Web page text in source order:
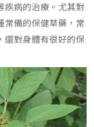
疾病的治療。尤其對
常備的保健草藥，常
還對身體有很好的保